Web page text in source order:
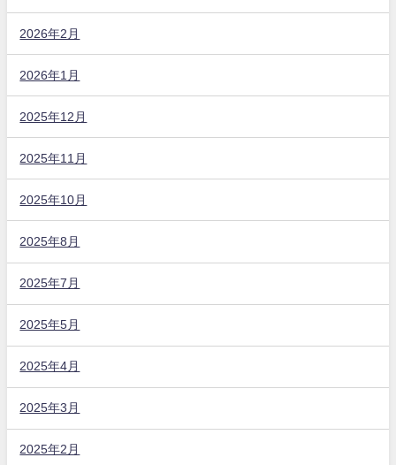
2026年2月
2026年1月
2025年12月
2025年11月
2025年10月
2025年8月
2025年7月
2025年5月
2025年4月
2025年3月
2025年2月